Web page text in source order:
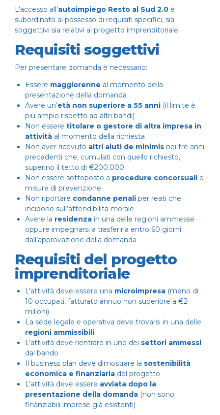
L’accesso all’autoimpiego Resto al Sud 2.0 è
subordinato al possesso di requisiti specifici, sia
soggettivi sia relativi al progetto imprenditoriale.
Requisiti soggettivi
Per presentare domanda è necessario:
Essere maggiorenne al momento della
presentazione della domanda
Avere un’età non superiore a 55 anni (il limite è
più ampio rispetto ad altri bandi)
Non essere titolare o gestore di altra impresa in
attività al momento della richiesta
Non aver ricevuto altri aiuti de minimis nei tre anni
precedenti che, cumulati con quello richiesto,
superino il tetto di €200.000
Non essere sottoposto a procedure concorsuali o
misure di prevenzione
Non riportare condanne penali per reati che
incidono sull’attendibilità morale
Avere la residenza in una delle regioni ammesse
oppure impegnarsi a trasferirla entro 60 giorni
dall’approvazione della domanda
Requisiti del progetto
imprenditoriale
L’attività deve essere una microimpresa (meno di
10 occupati, fatturato annuo non superiore a €2
milioni)
La sede legale e operativa deve trovarsi in una delle
regioni ammissibili
L’attività deve rientrare in uno dei settori ammessi
dal bando
Il business plan deve dimostrare la sostenibilità
economica e finanziaria del progetto
L’attività deve essere avviata dopo la
presentazione della domanda (non sono
finanziabili imprese già esistenti)